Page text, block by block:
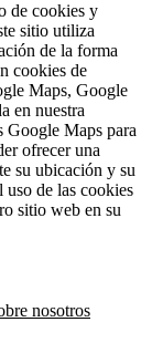
de cookies y
sitio utiliza
de la forma
cookies de
Maps, Google
en nuestra
Google Maps para
ofrecer una
su ubicación y su
de las cookies
sitio web en su
nosotros